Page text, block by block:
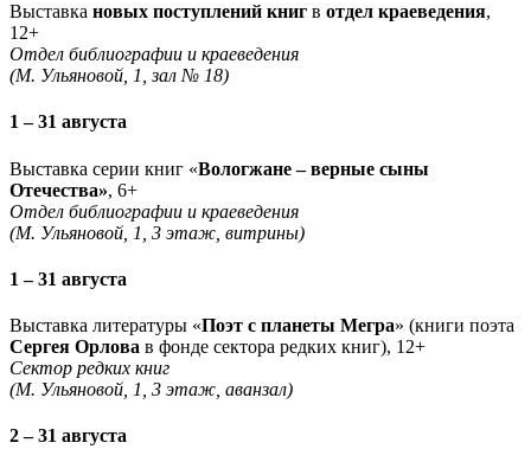
Выставка новых поступлений книг в отдел краеведения,
12+
Отдел библиографии и краеведения
(М. Ульяновой, 1, зал № 18)
1 – 31 августа
Выставка серии книг «Вологжане – верные сыны
Отечества», 6+
Отдел библиографии и краеведения
(М. Ульяновой, 1, 3 этаж, витрины)
1 – 31 августа
Выставка литературы «Поэт с планеты Мегра» (книги поэта
Сергея Орлова в фонде сектора редких книг), 12+
Сектор редких книг
(М. Ульяновой, 1, 3 этаж, аванзал)
2 – 31 августа